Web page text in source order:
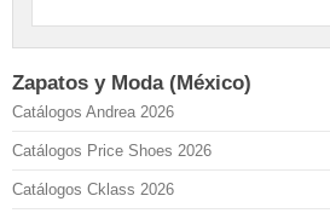
Zapatos y Moda (México)
Catálogos Andrea 2026
Catálogos Price Shoes 2026
Catálogos Cklass 2026